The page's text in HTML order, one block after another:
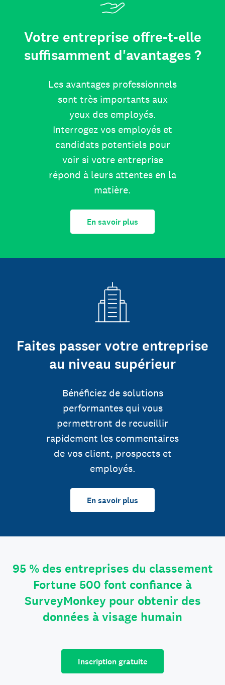
Votre entreprise offre-t-elle
suffisamment d'avantages ?
Les avantages professionnels
sont très importants aux
yeux des employés.
Interrogez vos employés et
candidats potentiels pour
voir si votre entreprise
répond à leurs attentes en la
matière.
En savoir plus
Faites passer votre entreprise
au niveau supérieur
Bénéficiez de solutions
performantes qui vous
permettront de recueillir
rapidement les commentaires
de vos client, prospects et
employés.
En savoir plus
95 % des entreprises du classement
Fortune 500 font confiance à
SurveyMonkey pour obtenir des
données à visage humain
Inscription gratuite